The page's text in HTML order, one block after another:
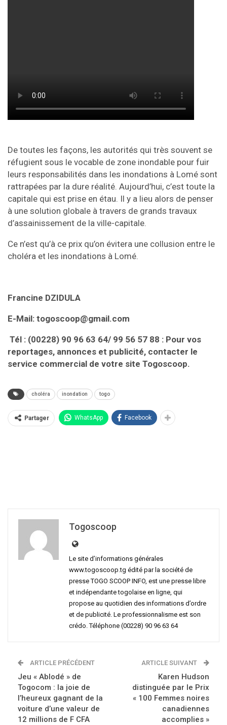
De toutes les façons, les autorités qui très souvent se
réfugient sous le vocable de zone inondable pour fuir
leurs responsabilités dans les inondations à Lomé sont
rattrapées par la dure réalité. Aujourd’hui, c’est toute la
capitale qui est prise en étau. Il y a lieu alors de penser
à une solution globale à travers de grands travaux
d’assainissement de la ville-capitale.
Ce n’est qu’à ce prix qu’on évitera une collusion entre le
choléra et les inondations à Lomé.
Francine DZIDULA
E-Mail: togoscoop@gmail.com
Tél : (00228) 90 96 63 64/ 99 56 57 88 : Pour vos
reportages, annonces et publicité, contacter le
service commercial de votre site Togoscoop.
choléra inondation togo
Partager WhatsApp Facebook
Togoscoop
Le site d’informations générales
www.togoscoop.tg édité par la société de
presse TOGO SCOOP INFO, est une presse libre
et indépendante togolaise en ligne, qui
propose au quotidien des informations d’ordre
et de publicité. Le professionnalisme est son
crédo. Téléphone (00228) 90 96 63 64
ARTICLE PRÉCÉDENT
Jeu « Ablodé » de
Togocom : la joie de
l’heureux gagnant de la
voiture d’une valeur de
12 millions de F CFA
ARTICLE SUIVANT
Karen Hudson
distinguée par le Prix
« 100 Femmes noires
canadiennes
accomplies »